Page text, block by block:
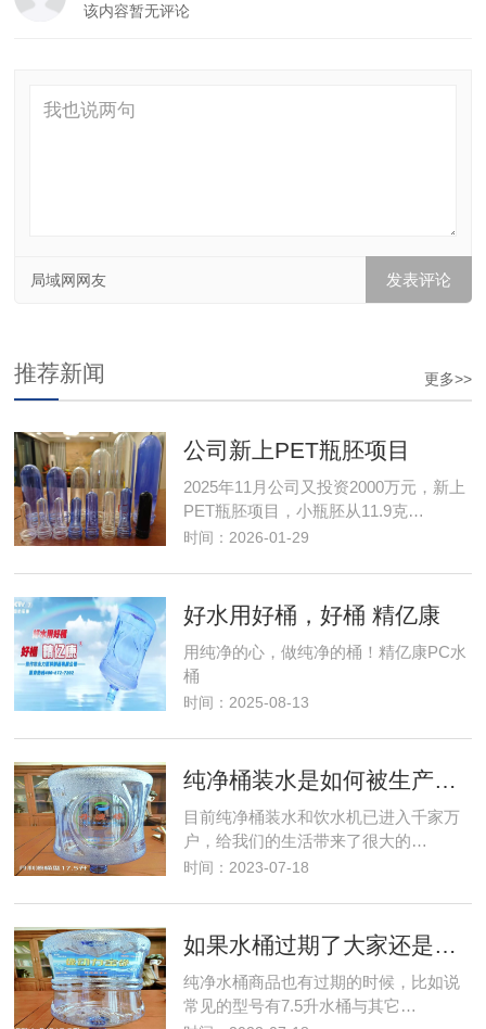
该内容暂无评论
局域网网友
更多>>
推荐新闻
公司新上PET瓶胚项目
2025年11月公司又投资2000万元，新上
PET瓶胚项目，小瓶胚从11.9克…
时间：2026-01-29
好水用好桶，好桶 精亿康
用纯净的心，做纯净的桶！精亿康PC水
桶
时间：2025-08-13
纯净桶装水是如何被生产出来的
目前纯净桶装水和饮水机已进入千家万
户，给我们的生活带来了很大的…
时间：2023-07-18
如果水桶过期了大家还是尽早处理
纯净水桶商品也有过期的时候，比如说
常见的型号有7.5升水桶与其它…